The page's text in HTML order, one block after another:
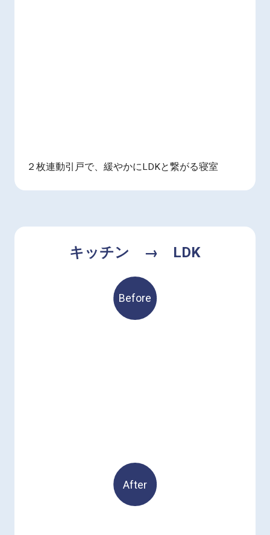
２枚連動引戸で、緩やかにLDKと繋がる寝室
キッチン → LDK
Before
After